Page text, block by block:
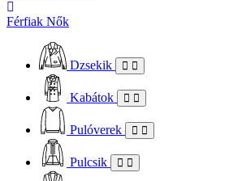
Férfiak Nők
Dzsekik
Kabátok
Pulóverek
Pulcsik